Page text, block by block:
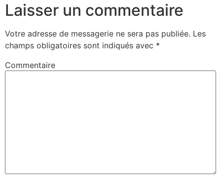
Laisser un commentaire
Votre adresse de messagerie ne sera pas publiée. Les
champs obligatoires sont indiqués avec *
Commentaire